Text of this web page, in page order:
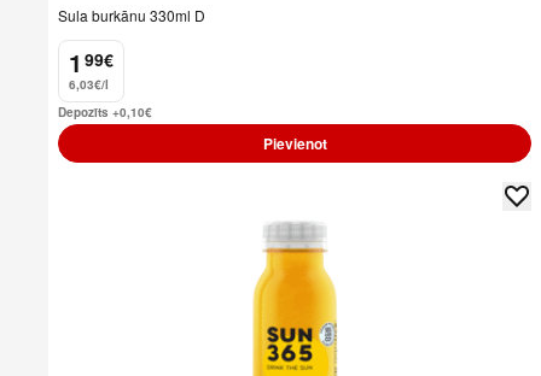
Sula burkānu 330ml D
1
. 99€
6,03€/l
Depozīts +0,10€
Pievienot